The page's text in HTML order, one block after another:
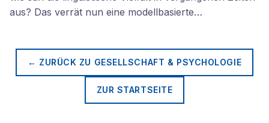
aus? Das verrät nun eine modellbasierte…
← ZURÜCK ZU GESELLSCHAFT & PSYCHOLOGIE
ZUR STARTSEITE